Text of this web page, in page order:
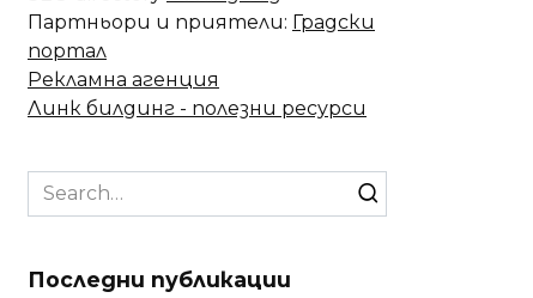
Партньори и приятели: Градски
портал
Рекламна агенция
Линк билдинг - полезни ресурси
Search
for:
Последни публикации